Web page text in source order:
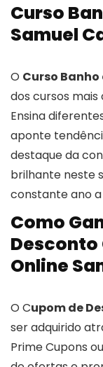
Curso
Samuel
O Curso
dos cursos
Ensina
aponte
destaque da
brilhante neste
constante ano a
Como
Desconto
Online
O Cupom de
ser adquirido
Prime Cupons